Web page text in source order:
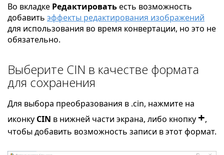
Во вкладке Редактироватьесть возможность
добавить эффекты редактирования изображений
для использования во время конвертации, но это не
обязательно.
Выберите CIN в качестве формата
для сохранения
Для выбора преобразования в .cin, нажмите на
иконку CIN в нижней части экрана, либо кнопку +,
чтобы добавить возможность записи в этот формат.